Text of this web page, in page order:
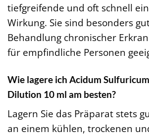
tiefgreifende und oft schnell
Wirkung. Sie sind besonders
Behandlung chronischer
für empfindliche Personen
Wie lagere ich Acidum
Dilution 10 ml am besten?
Lagern Sie das Präparat stets
an einem kühlen, trockenen